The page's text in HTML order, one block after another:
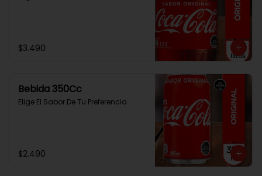
$3.490
Bebida 350Cc
Elige El Sabor De Tu Preferencia
$2.490